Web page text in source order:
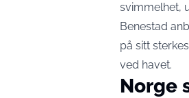
svimmelhet,
Benestad
på sitt
ved havet.
Norge